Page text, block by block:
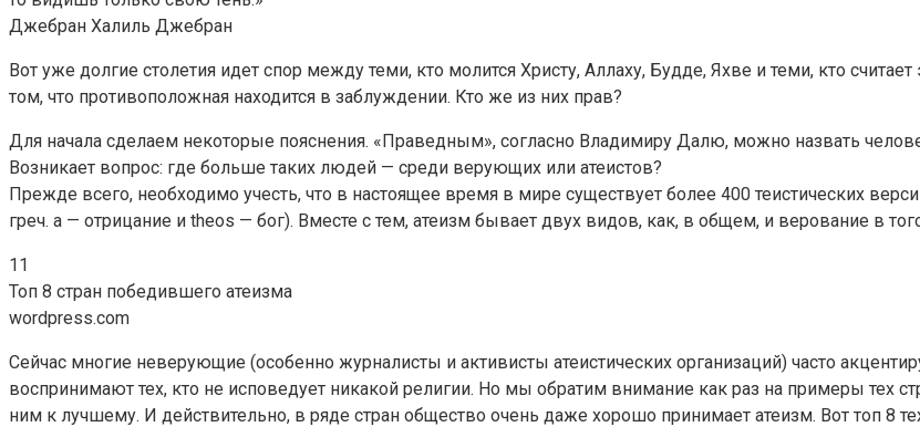
Джебран Халиль Джебран
Вот уже долгие столетия идет спор между теми, кто молится Христу, Аллаху, Будде, Яхве и теми, кто
том, что противоположная находится в заблуждении. Кто же из них прав?
Для начала сделаем некоторые пояснения. «Праведным», согласно Владимиру Далю, можно назвать
Возникает вопрос: где больше таких людей — среди верующих или атеистов?
Прежде всего, необходимо учесть, что в настоящее время в мире существует более 400 теистических
греч. a — отрицание и theos — бог). Вместе с тем, атеизм бывает двух видов, как, в общем, и верование в
11
Топ 8 стран победившего атеизма
wordpress.com
Сейчас многие неверующие (особенно журналисты и активисты атеистических организаций) часто
воспринимают тех, кто не исповедует никакой религии. Но мы обратим внимание как раз на примеры тех
ним к лучшему. И действительно, в ряде стран общество очень даже хорошо принимает атеизм. Вот топ 8